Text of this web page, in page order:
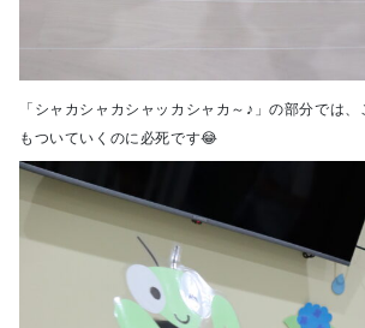
「シャカシャカシャッカシャカ～♪」の部分では
もついていくのに必死です😂